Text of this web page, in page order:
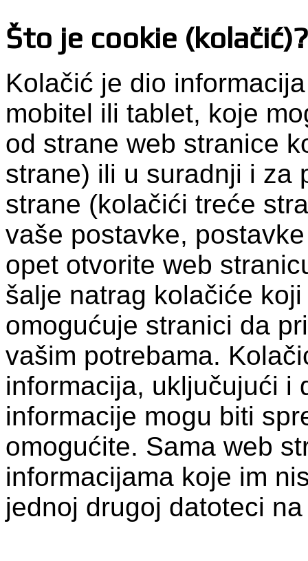
Što je cookie (kolačić)?
Kolačić je dio
mobitel ili tablet, koje
od strane web stranice
strane) ili u suradnji i za
strane (kolačići treće
vaše postavke,
opet otvorite web
šalje natrag kolačiće
omogućuje stranici da
vašim potrebama.
informacija, uključujući i
informacije mogu biti
omogućite. Sama web
informacijama koje im
jednoj drugoj datoteci